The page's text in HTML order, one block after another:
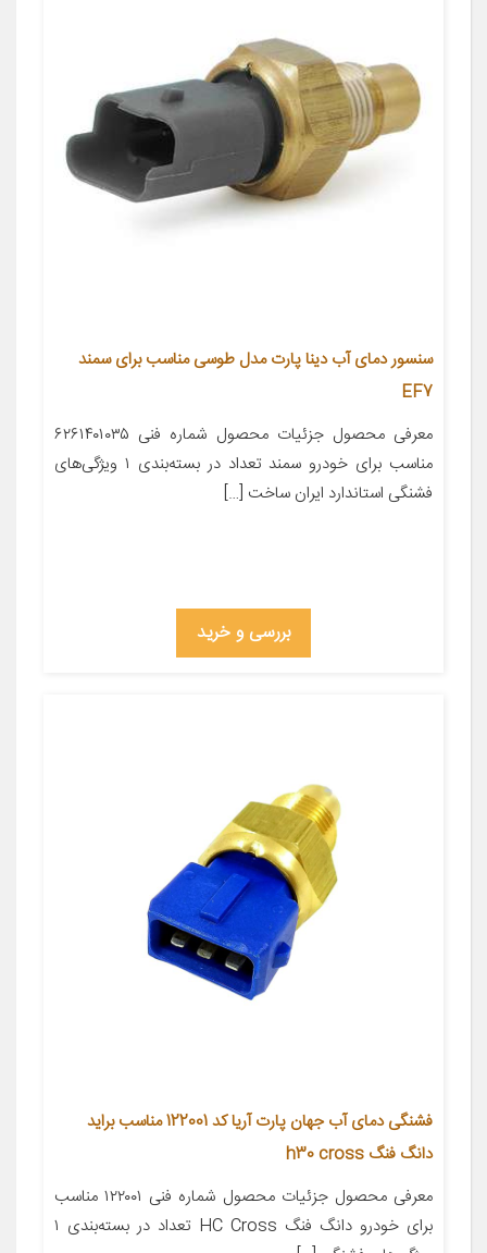
سنسور دمای آب دینا پارت مدل طوسی مناسب برای سمند
EF7
معرفی محصول جزئیات محصول شماره فنی ۶۲۶۱۴۰۱۰۳۵
مناسب برای خودرو سمند تعداد در بسته‌بندی ۱ ویژگی‌های
فشنگی استاندارد ایران ساخت […]
بررسی و خرید
فشنگی دمای آب جهان پارت آریا کد 122001 مناسب براید
دانگ فنگ h30 cross
معرفی محصول جزئیات محصول شماره فنی ۱۲۲۰۰۱ مناسب
برای خودرو دانگ فنگ HC Cross تعداد در بسته‌بندی ۱